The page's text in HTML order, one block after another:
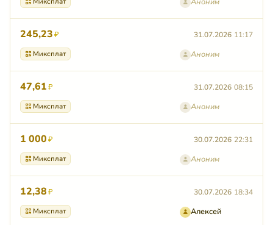
31.07.2026 11:17
245,23₽
Миксплат Аноним
31.07.2026 08:15
47,61₽
Миксплат Аноним
30.07.2026 22:31
1 000₽
Миксплат Аноним
30.07.2026 18:34
12,38₽
Миксплат Алексей